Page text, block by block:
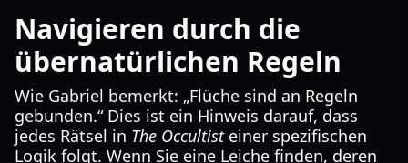
Navigieren durch die
übernatürlichen Regeln
Wie Gabriel bemerkt: „Flüche sind an Regeln
gebunden.“ Dies ist ein Hinweis darauf, dass
jedes Rätsel in The Occultisteiner spezifischen
Logik folgt. Wenn Sie eine Leiche finden, deren